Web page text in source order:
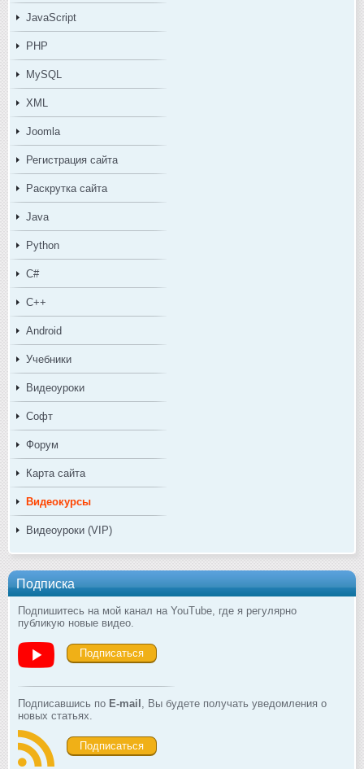
JavaScript
PHP
MySQL
XML
Joomla
Регистрация сайта
Раскрутка сайта
Java
Python
C#
C++
Android
Учебники
Видеоуроки
Софт
Форум
Карта сайта
Видеокурсы
Видеоуроки (VIP)
Подписка
Подпишитесь на мой канал на YouTube, где я регулярно
публикую новые видео.
Подписаться
Подписавшись по E-mail
, Вы будете получать уведомления о
новых статьях.
Подписаться